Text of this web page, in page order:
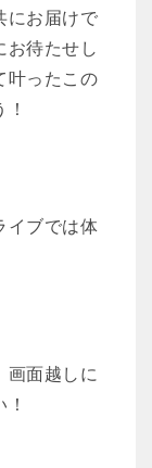
にお届けで
お待たせし
叶ったこの
イブでは体
画面越しに